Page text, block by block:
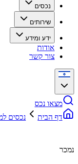
נכסים
שירותים
ידע ומידע
אודות
צור קשר
מצאו נכס
דף הבית
נכסים
נמכר